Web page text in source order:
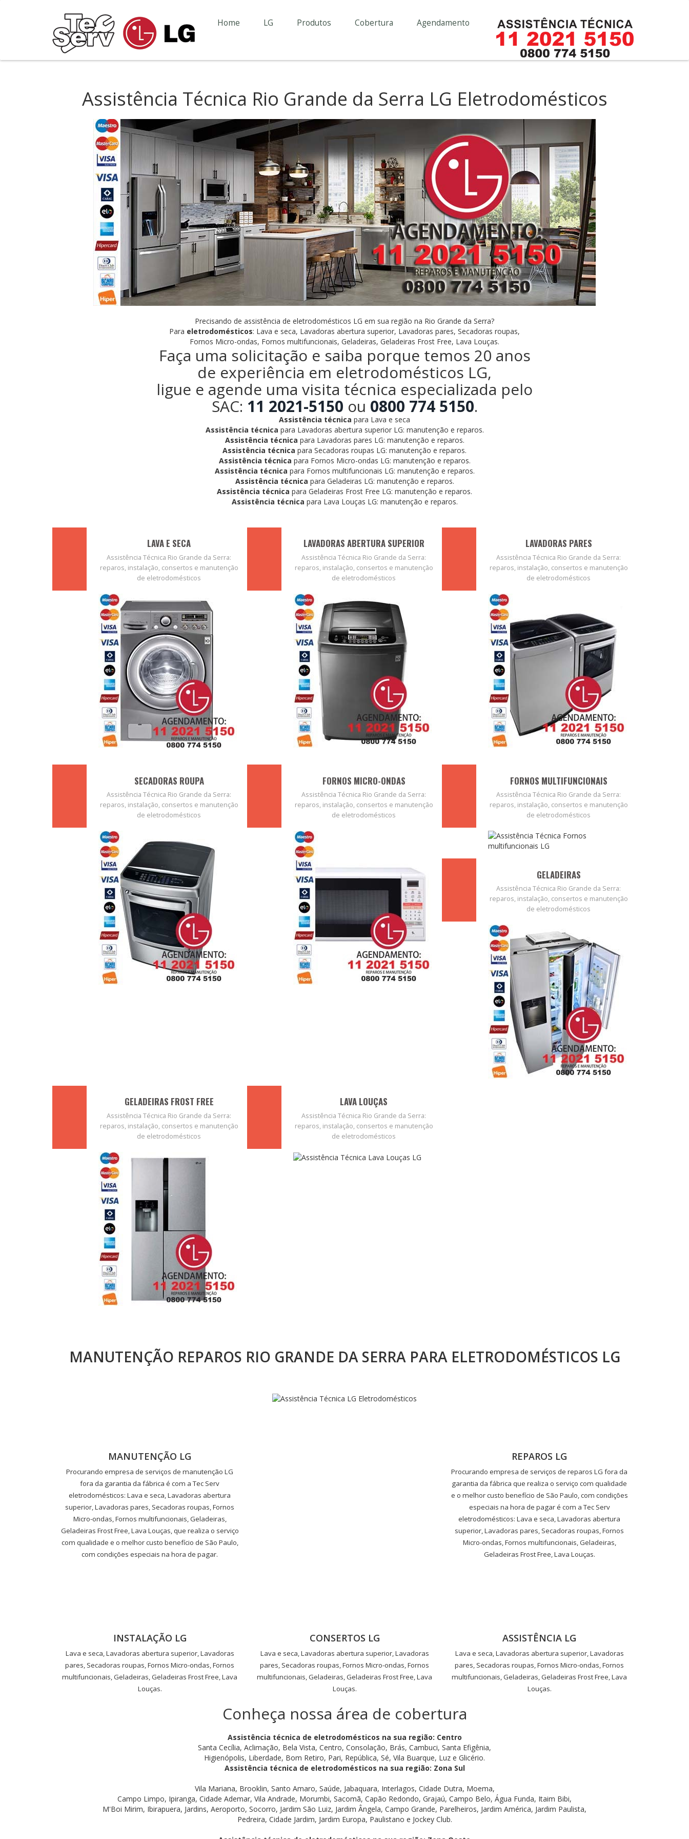
Home LG Produtos Cobertura Agendamento
Assistência Técnica Rio Grande da Serra LG Eletrodomésticos
Precisando de assistência de eletrodomésticos LG em sua região na Rio Grande da Serra?
Para eletrodomésticos: Lava e seca, Lavadoras abertura superior, Lavadoras pares, Secadoras roupas,
Fornos Micro-ondas, Fornos multifuncionais, Geladeiras, Geladeiras Frost Free, Lava Louças.
Faça uma solicitação e saiba porque temos 20 anos
de experiência em eletrodomésticos LG,
ligue e agende uma visita técnica especializada pelo
SAC: 11 2021-5150 ou 0800 774 5150.
Assistência técnica para Lava e seca
Assistência técnica para Lavadoras abertura superior LG: manutenção e reparos.
Assistência técnica para Lavadoras pares LG: manutenção e reparos.
Assistência técnica para Secadoras roupas LG: manutenção e reparos.
Assistência técnica para Fornos Micro-ondas LG: manutenção e reparos.
Assistência técnica para Fornos multifuncionais LG: manutenção e reparos.
Assistência técnica para Geladeiras LG: manutenção e reparos.
Assistência técnica para Geladeiras Frost Free LG: manutenção e reparos.
Assistência técnica para Lava Louças LG: manutenção e reparos.
LAVA E SECA
Assistência Técnica Rio Grande da Serra:
reparos, instalação, consertos e manutenção
de eletrodomésticos
LAVADORAS ABERTURA SUPERIOR
Assistência Técnica Rio Grande da Serra:
reparos, instalação, consertos e manutenção
de eletrodomésticos
LAVADORAS PARES
Assistência Técnica Rio Grande da Serra:
reparos, instalação, consertos e manutenção
de eletrodomésticos
SECADORAS ROUPA
Assistência Técnica Rio Grande da Serra:
reparos, instalação, consertos e manutenção
de eletrodomésticos
FORNOS MICRO-ONDAS
Assistência Técnica Rio Grande da Serra:
reparos, instalação, consertos e manutenção
de eletrodomésticos
FORNOS MULTIFUNCIONAIS
Assistência Técnica Rio Grande da Serra:
reparos, instalação, consertos e manutenção
de eletrodomésticos
GELADEIRAS
Assistência Técnica Rio Grande da Serra:
reparos, instalação, consertos e manutenção
de eletrodomésticos
GELADEIRAS FROST FREE
Assistência Técnica Rio Grande da Serra:
reparos, instalação, consertos e manutenção
de eletrodomésticos
LAVA LOUÇAS
Assistência Técnica Rio Grande da Serra:
reparos, instalação, consertos e manutenção
de eletrodomésticos
MANUTENÇÃO REPAROS RIO GRANDE DA SERRA PARA ELETRODOMÉSTICOS LG
MANUTENÇÃO LG
Procurando empresa de serviços de manutenção LG
fora da garantia da fábrica é com a Tec Serv
eletrodomésticos: Lava e seca, Lavadoras abertura
superior, Lavadoras pares, Secadoras roupas, Fornos
Micro-ondas, Fornos multifuncionais, Geladeiras,
Geladeiras Frost Free, Lava Louças, que realiza o serviço
com qualidade e o melhor custo benefício de São Paulo,
com condições especiais na hora de pagar.
REPAROS LG
Procurando empresa de serviços de reparos LG fora da
garantia da fábrica que realiza o serviço com qualidade
e o melhor custo benefício de São Paulo, com condições
especiais na hora de pagar é com a Tec Serv
eletrodomésticos: Lava e seca, Lavadoras abertura
superior, Lavadoras pares, Secadoras roupas, Fornos
Micro-ondas, Fornos multifuncionais, Geladeiras,
Geladeiras Frost Free, Lava Louças.
INSTALAÇÃO LG
Lava e seca, Lavadoras abertura superior, Lavadoras
pares, Secadoras roupas, Fornos Micro-ondas, Fornos
multifuncionais, Geladeiras, Geladeiras Frost Free, Lava
Louças.
CONSERTOS LG
Lava e seca, Lavadoras abertura superior, Lavadoras
pares, Secadoras roupas, Fornos Micro-ondas, Fornos
multifuncionais, Geladeiras, Geladeiras Frost Free, Lava
Louças.
ASSISTÊNCIA LG
Lava e seca, Lavadoras abertura superior, Lavadoras
pares, Secadoras roupas, Fornos Micro-ondas, Fornos
multifuncionais, Geladeiras, Geladeiras Frost Free, Lava
Louças.
Conheça nossa área de cobertura
Assistência técnica de eletrodomésticos na sua região: Centro
Santa Cecília, Aclimação, Bela Vista, Centro, Consolação, Brás, Cambuci, Santa Efigênia,
Higienópolis, Liberdade, Bom Retiro, Pari, República, Sé, Vila Buarque, Luz e Glicério.
Assistência técnica de eletrodomésticos na sua região: Zona Sul
Vila Mariana, Brooklin, Santo Amaro, Saúde, Jabaquara, Interlagos, Cidade Dutra, Moema,
Campo Limpo, Ipiranga, Cidade Ademar, Vila Andrade, Morumbi, Sacomã, Capão Redondo, Grajaú, Campo Belo, Água Funda, Itaim Bibi,
M'Boi Mirim, Ibirapuera, Jardins, Aeroporto, Socorro, Jardim São Luiz, Jardim Ângela, Campo Grande, Parelheiros, Jardim América, Jardim Paulista,
Pedreira, Cidade Jardim, Jardim Europa, Paulistano e Jockey Club.